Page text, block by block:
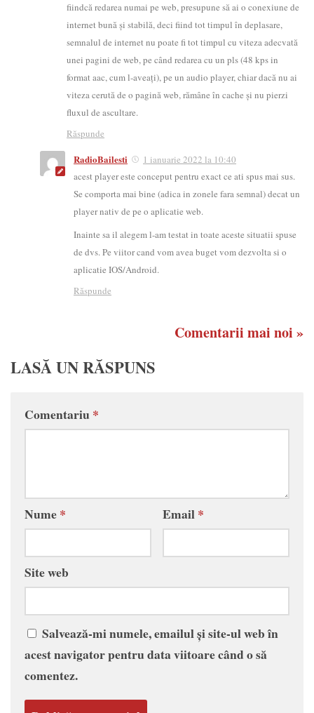
fiindcă redarea numai pe web, presupune să ai o conexiune de
internet bună și stabilă, deci fiind tot timpul în deplasare,
semnalul de internet nu poate fi tot timpul cu viteza adecvată
unei pagini de web, pe când redarea cu un pls (48 kps in
format aac, cum l-aveați), pe un audio player, chiar dacă nu ai
viteza cerută de o pagină web, rămâne în cache și nu pierzi
fluxul de ascultare.
Răspunde
RadioBailesti
1 ianuarie 2022 la 10:40
acest player este conceput pentru exact ce ati spus mai sus.
Se comporta mai bine (adica in zonele fara semnal) decat un
player nativ de pe o aplicatie web.
Inainte sa il alegem l-am testat in toate aceste situatii spuse
de dvs. Pe viitor cand vom avea buget vom dezvolta si o
aplicatie IOS/Android.
Răspunde
Comentarii mai noi »
LASĂ UN RĂSPUNS
Comentariu*
Nume* Email*
Site web
Salvează-mi numele, emailul și site-ul web în
acest navigator pentru data viitoare când o să
comentez.